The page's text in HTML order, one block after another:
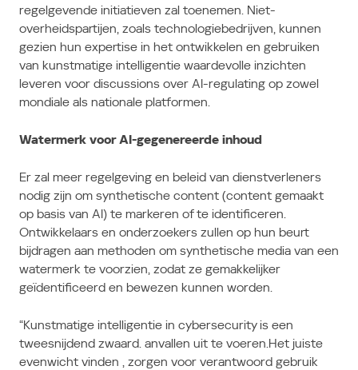
regelgevende initiatieven zal toenemen. Niet-
overheidspartijen, zoals technologiebedrijven, kunnen
gezien hun expertise in het ontwikkelen en gebruiken
van kunstmatige intelligentie waardevolle inzichten
leveren voor discussions over AI-regulating op zowel
mondiale als nationale platformen.
Watermerk voor AI-gegenereerde inhoud
Er zal meer regelgeving en beleid van dienstverleners
nodig zijn om synthetische content (content gemaakt
op basis van AI) te markeren of te identificeren.
Ontwikkelaars en onderzoekers zullen op hun beurt
bijdragen aan methoden om synthetische media van een
watermerk te voorzien, zodat ze gemakkelijker
geïdentificeerd en bewezen kunnen worden.
“Kunstmatige intelligentie in cybersecurity is een
tweesnijdend zwaard. anvallen uit te voeren.Het juiste
evenwicht vinden , zorgen voor verantwoord gebruik